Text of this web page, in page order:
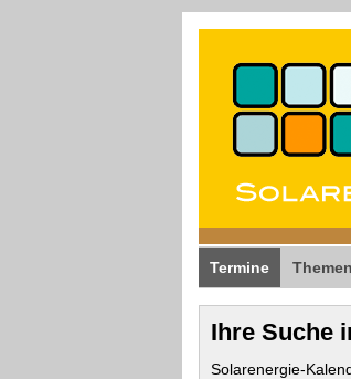
Termine Themen
Ihre Suche
Solarenergie-